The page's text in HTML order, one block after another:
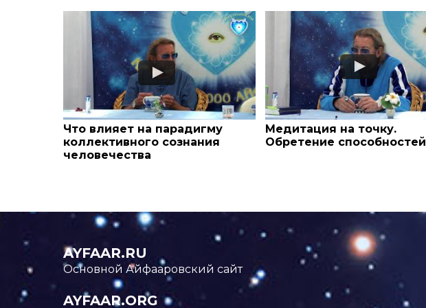
Что влияет на парадигму
коллективного сознания
человечества
Медитация на точку.
Обретение способностей
AYFAAR.RU
Основной Айфааровский сайт
AYFAAR.ORG